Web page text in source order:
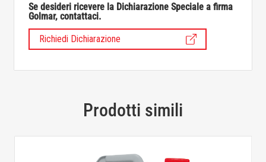
Se desideri ricevere la Dichiarazione Speciale a firma
Golmar, contattaci.
Richiedi Dichiarazione
Prodotti simili